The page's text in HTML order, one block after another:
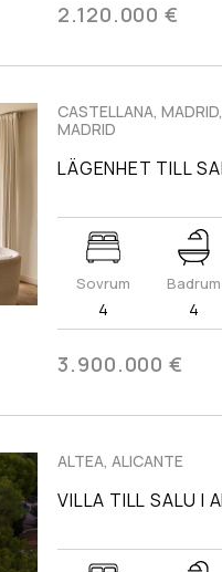
2.120.000 €
CASTELLANA, MADRID,
MADRID
LÄGENHET TILL
Sovrum
4
Badrum
4
3.900.000 €
ALTEA, ALICANTE
VILLA TILL SALU I